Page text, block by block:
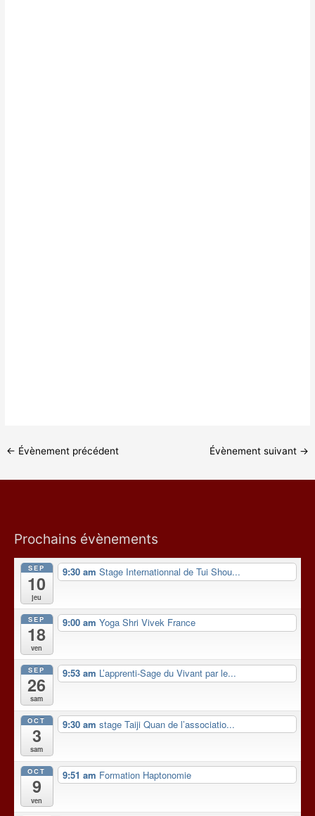
← Évènement précédent Évènement suivant →
Prochains évènements
SEP
10
jeu
9:30 am Stage Internationnal de Tui Shou...
SEP
18
ven
9:00 am Yoga Shri Vivek France
SEP
26
sam
9:53 am L’apprenti-Sage du Vivant par le...
OCT
3
sam
9:30 am stage Taiji Quan de l’associatio...
OCT
9
ven
9:51 am Formation Haptonomie